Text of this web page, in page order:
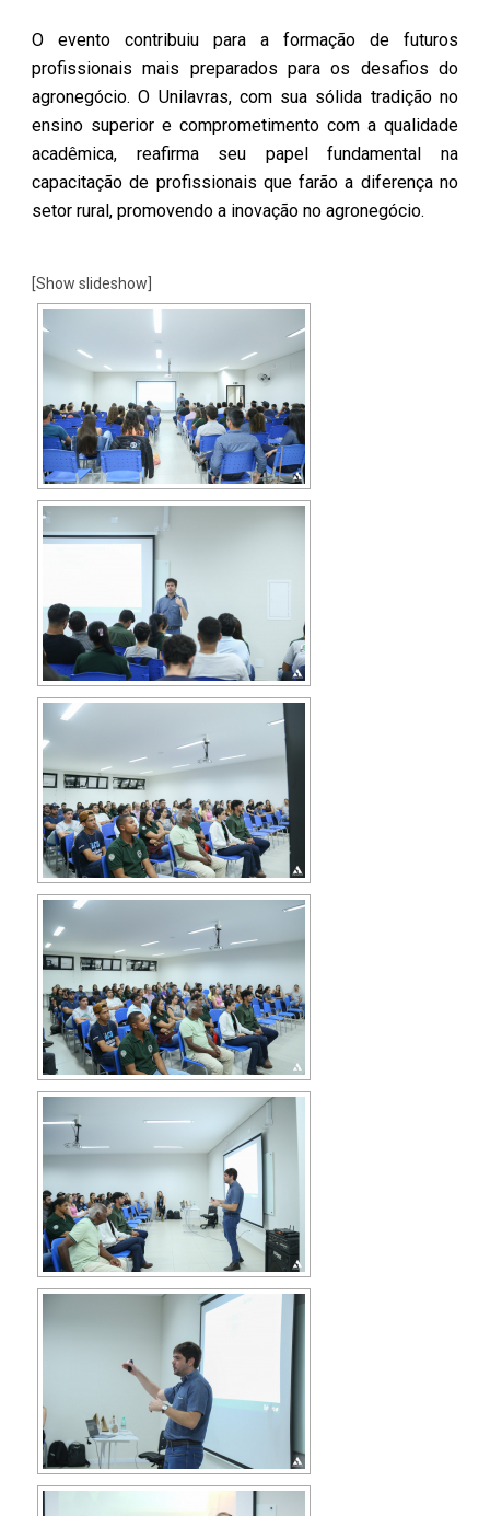
O evento contribuiu para a formação de futuros
profissionais mais preparados para os desafios do
agronegócio. O Unilavras, com sua sólida tradição no
ensino superior e comprometimento com a qualidade
acadêmica, reafirma seu papel fundamental na
capacitação de profissionais que farão a diferença no
setor rural, promovendo a inovação no agronegócio.
[Show slideshow]